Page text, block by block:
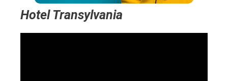
Hotel Transylvania